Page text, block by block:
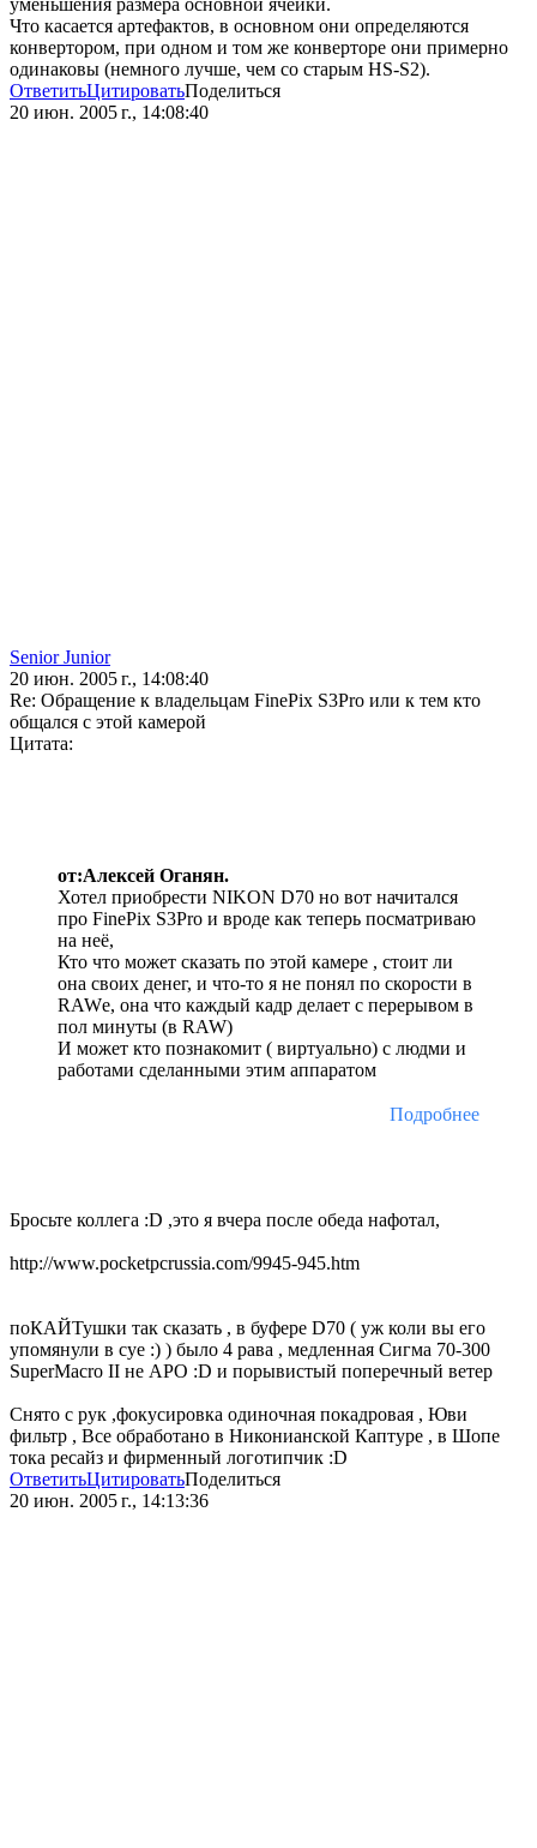
уменьшения размера основной ячейки.
Что касается артефактов, в основном они определяются
конвертором, при одном и том же конверторе они примерно
одинаковы (немного лучше, чем со старым HS-S2).
ОтветитьЦитироватьПоделиться
20 июн. 2005 г., 14:08:40
Senior Junior
20 июн. 2005 г., 14:08:40
Re: Обращение к владельцам FinePix S3Pro или к тем кто
общался с этой камерой
Цитата:
от:Алексей Оганян.
Хотел приобрести NIKON D70 но вот начитался
про FinePix S3Pro и вроде как теперь посматриваю
на неё,
Кто что может сказать по этой камере , стоит ли
она своих денег, и что-то я не понял по скорости в
RAWе, она что каждый кадр делает с перерывом в
пол минуты (в RAW)
И может кто познакомит ( виртуально) с людми и
работами сделанными этим аппаратом
Подробнее
Бросьте коллега :D ,это я вчера после обеда нафотал,
http://www.pocketpcrussia.com/9945-945.htm
поКАЙТушки так сказать , в буфере D70 ( уж коли вы его
упомянули в суе :) ) было 4 рава , медленная Сигма 70-300
SuperMacro II не АРО :D и порывистый поперечный ветер
Cнято с рук ,фокусировка одиночная покадровая , Юви
фильтр , Все обработано в Никонианской Каптуре , в Шопе
тока ресайз и фирменный логотипчик :D
ОтветитьЦитироватьПоделиться
20 июн. 2005 г., 14:13:36